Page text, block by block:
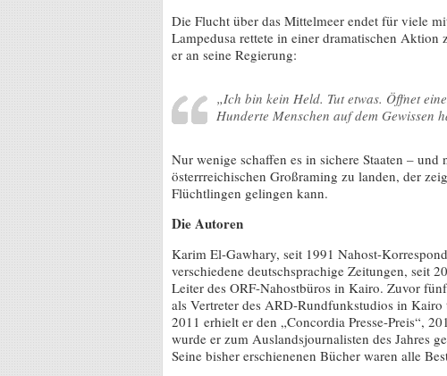
Die Flucht über das Mittelmeer endet für viele
Lampedusa rettete in einer dramatischen
er an seine Regierung:
„Ich bin kein Held. Tut etwas. Öffnet
Hunderte Menschen auf dem Gewissen
Nur wenige schaffen es in sichere Staaten –
österrreichischen Großraming zu landen, der
Flüchtlingen gelingen kann.
Die Autoren
Karim El-Gawhary, seit 1991 Nahost-
verschiedene deutschsprachige Zeitungen, seit
Leiter des ORF-Nahostbüros in Kairo. Zuvor
als Vertreter des ARD-Rundfunkstudios in Kairo
2011 erhielt er den „Concordia Presse-Preis“,
wurde er zum Auslandsjournalisten des Jahres
Seine bisher erschienenen Bücher waren alle